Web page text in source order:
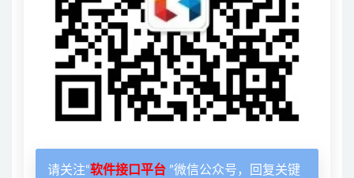
请关注“软件接口平台 ”微信公众号，回复关键